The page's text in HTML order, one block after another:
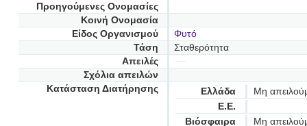
Προηγούμενες Oνομασίες
Κοινή Ονομασία
Είδος Οργανισμού
Φυτό
Τάση
Σταθερότητα
Απειλές
Σχόλια απειλών
Κατάσταση Διατήρησης
Ελλάδα
Μη
Ε.Ε.
Βιόσφαιρα
Μη